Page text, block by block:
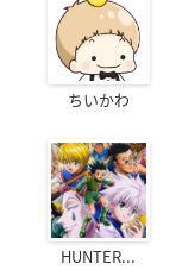
ちいかわ
HUNTER...